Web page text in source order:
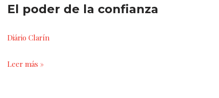
El poder de la confianza
Diário Clarín
Leer más »